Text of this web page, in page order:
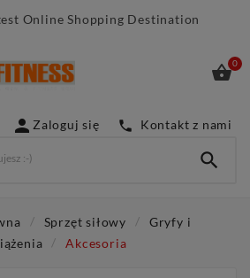
Online Shopping Destination
0
 Zaloguj się  Kontakt z nami

Sprzęt siłowy
Gryfy i
Akcesoria